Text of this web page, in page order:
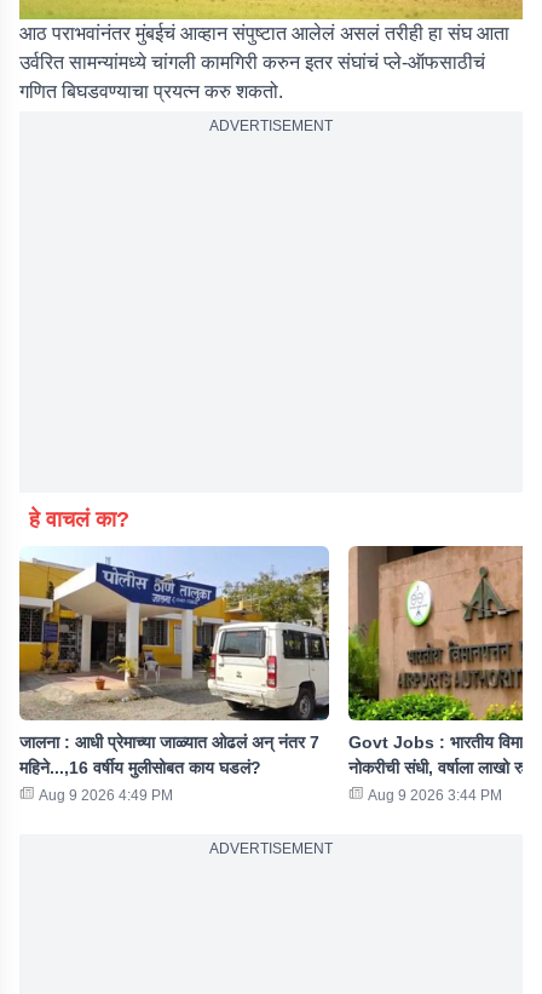
आठ पराभवांनंतर मुंबईचं आव्हान संपुष्टात आलेलं असलं तरीही हा संघ आता
उर्वरित सामन्यांमध्ये चांगली कामगिरी करुन इतर संघांचं प्ले-ऑफसाठीचं
गणित बिघडवण्याचा प्रयत्न करु शकतो.
ADVERTISEMENT
हे वाचलं का?
जालना : आधी प्रेमाच्या जाळ्यात ओढलं अन् नंतर 7
महिने...,16 वर्षीय मुलीसोबत काय घडलं?
Aug 9 2026 4:49 PM
Govt Jobs : भारतीय विमान
नोकरीची संधी, वर्षाला लाखो
Aug 9 2026 3:44 PM
ADVERTISEMENT